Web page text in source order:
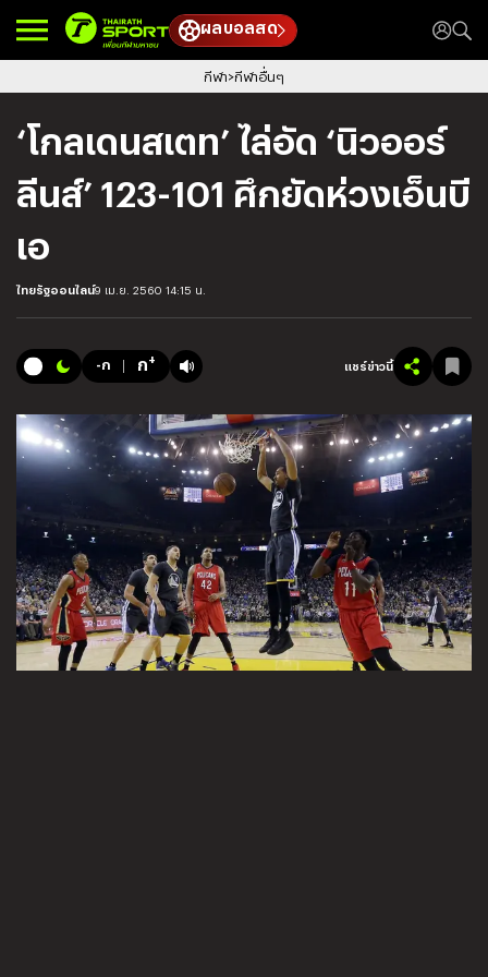
ผลบอลสด
กีฬา กีฬาอื่นๆ
‘โกลเดนสเตท’ ไล่อัด ‘นิวออร์
ลีนส์’ 123-101 ศึกยัดห่วงเอ็นบี
เอ
ไทยรัฐออนไลน์9 เม.ย. 2560 14:15 น.
-ก ก+ แชร์ข่าวนี้